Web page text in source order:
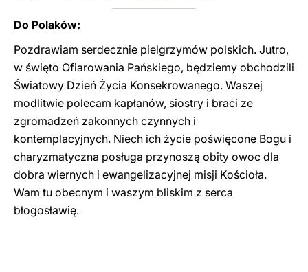
Do Polaków:
Pozdrawiam serdecznie pielgrzymów polskich. Jutro,
w święto Ofiarowania Pańskiego, będziemy obchodzili
Światowy Dzień Życia Konsekrowanego. Waszej
modlitwie polecam kapłanów, siostry i braci ze
zgromadzeń zakonnych czynnych i
kontemplacyjnych. Niech ich życie poświęcone Bogu i
charyzmatyczna posługa przynoszą obity owoc dla
dobra wiernych i ewangelizacyjnej misji Kościoła.
Wam tu obecnym i waszym bliskim z serca
błogosławię.